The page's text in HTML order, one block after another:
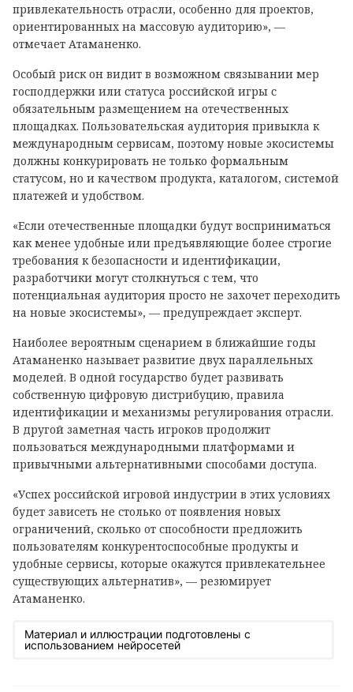
привлекательность отрасли, особенно для проектов,
ориентированных на массовую аудиторию», —
отмечает Атаманенко.
Особый риск он видит в возможном связывании мер
господдержки или статуса российской игры с
обязательным размещением на отечественных
площадках. Пользовательская аудитория привыкла к
международным сервисам, поэтому новые экосистемы
должны конкурировать не только формальным
статусом, но и качеством продукта, каталогом, системой
платежей и удобством.
«Если отечественные площадки будут восприниматься
как менее удобные или предъявляющие более строгие
требования к безопасности и идентификации,
разработчики могут столкнуться с тем, что
потенциальная аудитория просто не захочет переходить
на новые экосистемы», — предупреждает эксперт.
Наиболее вероятным сценарием в ближайшие годы
Атаманенко называет развитие двух параллельных
моделей. В одной государство будет развивать
собственную цифровую дистрибуцию, правила
идентификации и механизмы регулирования отрасли.
В другой заметная часть игроков продолжит
пользоваться международными платформами и
привычными альтернативными способами доступа.
«Успех российской игровой индустрии в этих условиях
будет зависеть не столько от появления новых
ограничений, сколько от способности предложить
пользователям конкурентоспособные продукты и
удобные сервисы, которые окажутся привлекательнее
существующих альтернатив», — резюмирует
Атаманенко.
Материал и иллюстрации подготовлены с
использованием нейросетей